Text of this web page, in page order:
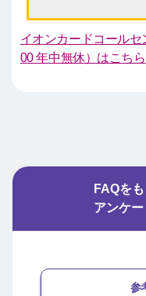
イオンカードコール
00 年中無休）はこちら
FAQを
アンケ
参